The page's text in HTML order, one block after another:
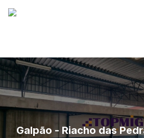
Galpão - Riacho das